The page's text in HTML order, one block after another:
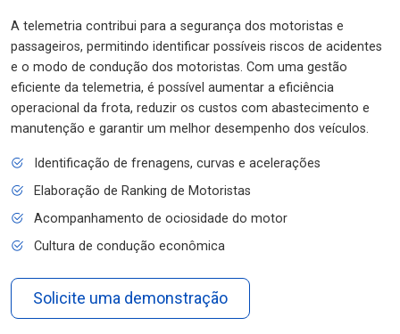
A telemetria contribui para a segurança dos motoristas e
passageiros, permitindo identificar possíveis riscos de acidentes
e o modo de condução dos motoristas. Com uma gestão
eficiente da telemetria, é possível aumentar a eficiência
operacional da frota, reduzir os custos com abastecimento e
manutenção e garantir um melhor desempenho dos veículos.
Identificação de frenagens, curvas e acelerações
Elaboração de Ranking de Motoristas
Acompanhamento de ociosidade do motor
Cultura de condução econômica
Solicite uma demonstração